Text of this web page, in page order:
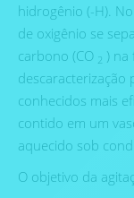
hidrogênio (-H).
de oxigênio se
carbono (CO 2 ) na
descaracterização
conhecidos mais
contido em um
aquecido sob
O objetivo da